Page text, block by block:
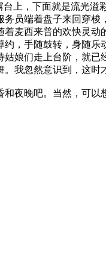
上，下面就是流光
员端着盘子来回穿
麦西来普的欢快灵
，手随鼓转，身随
娘们走上台阶，就
我忽然意识到，这
夜晚吧。当然，可